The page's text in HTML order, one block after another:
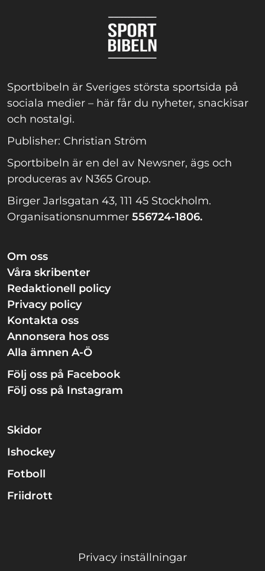
Sportbibeln är Sveriges största sportsida på
sociala medier – här får du nyheter, snackisar
och nostalgi.
Publisher: Christian Ström
Sportbibeln är en del av Newsner, ägs och
produceras av N365 Group.
Birger Jarlsgatan 43, 111 45 Stockholm.
Organisationsnummer 556724-1806.
Om oss
Våra skribenter
Redaktionell policy
Privacy policy
Kontakta oss
Annonsera hos oss
Alla ämnen A-Ö
Följ oss på Facebook
Följ oss på Instagram
Skidor
Ishockey
Fotboll
Friidrott
Privacy inställningar